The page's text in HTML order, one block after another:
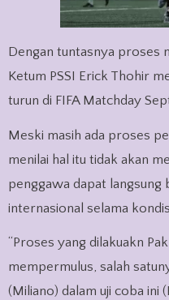
Dengan tuntasnya proses
Ketum PSSI Erick Thohir
turun di FIFA Matchday
Meski masih ada proses
menilai hal itu tidak akan
penggawa dapat langsung
internasional selama
“Proses yang dilakuakn
mempermulus, salah
(Miliano) dalam uji coba ini